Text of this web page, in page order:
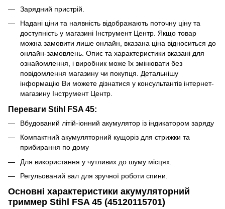
Зарядний пристрій.
Надані ціни та наявність відображають поточну ціну та
доступність у магазині Інструмент Центр. Якщо товар
можна замовити лише онлайн, вказана ціна відноситься до
онлайн-замовлень. Опис та характеристики вказані для
ознайомлення, і виробник може їх змінювати без
повідомлення магазину чи покупця. Детальнішу
інформацію Ви можете дізнатися у консультантів інтернет-
магазину Інструмент Центр.
Переваги Stihl FSA 45:
Вбудований літій-іонний акумулятор із індикатором заряду
Компактний акумуляторний кущоріз для стрижки та
прибирання по дому
Для використання у чутливих до шуму місцях.
Регульований вал для зручної роботи спини.
Основні характеристики акумуляторний
триммер Stihl FSA 45 (45120115701)